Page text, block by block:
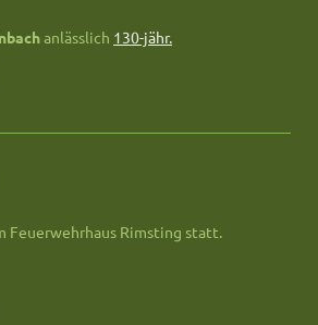
anlässlich 130-jähr.
Feuerwehrhaus Rimsting statt.